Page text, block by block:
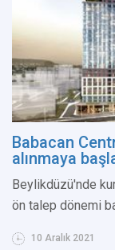
Babacan
alınmaya
Beylikdüzü'nde
ön talep dönemi
10 Aralık 2021